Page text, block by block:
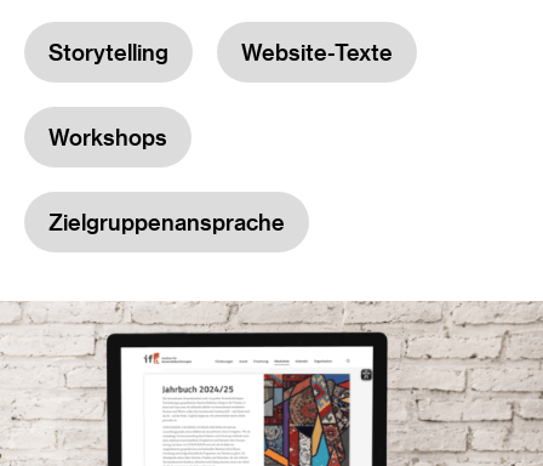
Storytelling Website-Texte
Workshops
Zielgruppenansprache